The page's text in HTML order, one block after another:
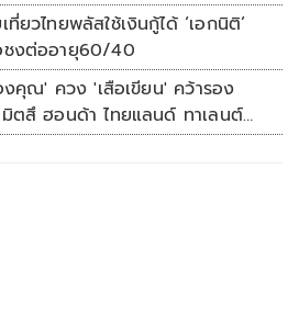
ที่ยวไทยพลัสใช้เงินกู้ได้ ‘เอกนิติ’
ชงต่ออายุ60/40
งคุณ' ควง 'เสือเขียน' คว้ารอง
ตสึ ฮอนด้า ไทยแลนด์ ทาเลนต์